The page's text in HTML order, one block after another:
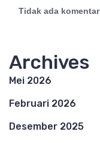
Tidak ada
Archives
Mei 2026
Februari 2026
Desember 2025